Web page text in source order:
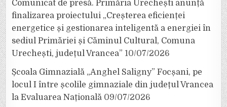
Comunicat de presă. Primăria Urechești anunță
finalizarea proiectului „Creșterea eficienței
energetice și gestionarea inteligentă a energiei în
sediul Primăriei și Căminul Cultural, Comuna
Urechești, județul Vrancea” 10/07/2026
Școala Gimnazială „Anghel Saligny” Focșani, pe
locul I între școlile gimnaziale din județul Vrancea
la Evaluarea Națională 09/07/2026